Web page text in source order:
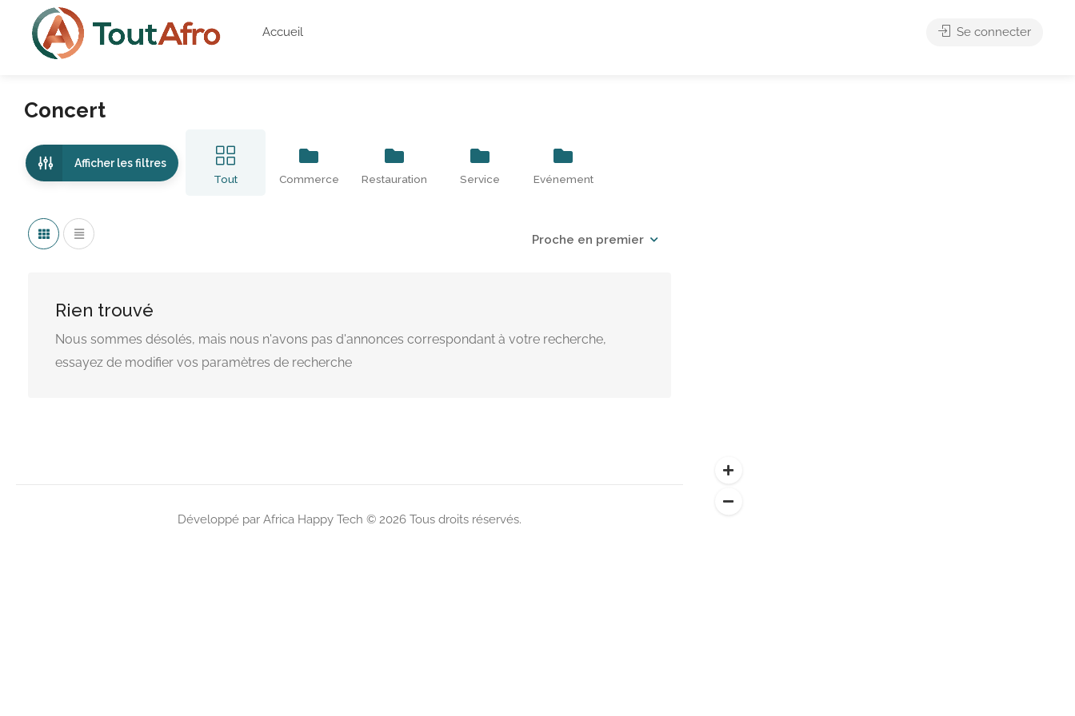
Accueil Se connecter
Concert
Afficher les filtres
Tout
Commerce Restauration Service Evénement
Proche en premier
Rien trouvé
Nous sommes désolés, mais nous n'avons pas d'annonces correspondant à votre recherche,
essayez de modifier vos paramètres de recherche
Développé par Africa Happy Tech © 2026 Tous droits réservés.